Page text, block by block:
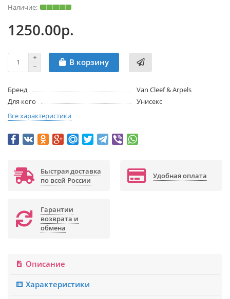
1250.00р.
В корзину
Бренд
Van Cleef & Arpels
Для кого
Унисекс
Все характеристики
Быстрая доставка
по всей России
Удобная оплата
Гарантии
возврата и
обмена
Описание
Характеристики